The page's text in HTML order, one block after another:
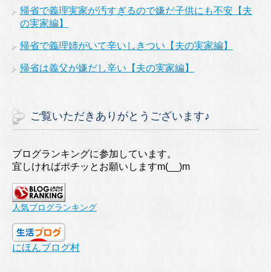
帰省で義理実家が汚すぎるので嫌だ子供にも不安【夫
の実家編】
帰省で義理姉がいて辛いしきつい【夫の実家編】
帰省は義父が嫌だし辛い【夫の実家編】
ご覧いただきありがとうございます♪
ブログランキングに参加しています。
宜しければポチッとお願いしますm(__)m
人気ブログランキング
にほんブログ村